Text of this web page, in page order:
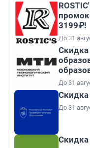
3199₽!
До 31
До 31
Скидка
До 31
Скидка